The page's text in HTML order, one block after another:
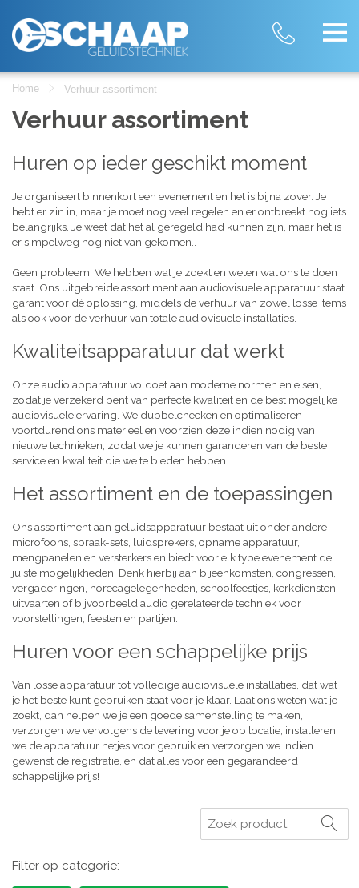
Home Verhuur assortiment
Verhuur assortiment
Huren op ieder geschikt moment
Je organiseert binnenkort een evenement en het is bijna zover. Je
hebt er zin in, maar je moet nog veel regelen en er ontbreekt nog iets
belangrijks. Je weet dat het al geregeld had kunnen zijn, maar het is
er simpelweg nog niet van gekomen..
Geen probleem! We hebben wat je zoekt en weten wat ons te doen
staat. Ons uitgebreide assortiment aan audiovisuele apparatuur staat
garant voor dé oplossing, middels de verhuur van zowel losse items
als ook voor de verhuur van totale audiovisuele installaties.
Kwaliteitsapparatuur dat werkt
Onze audio apparatuur voldoet aan moderne normen en eisen,
zodat je verzekerd bent van perfecte kwaliteit en de best mogelijke
audiovisuele ervaring. We dubbelchecken en optimaliseren
voortdurend ons materieel en voorzien deze indien nodig van
nieuwe technieken, zodat we je kunnen garanderen van de beste
service en kwaliteit die we te bieden hebben.
Het assortiment en de toepassingen
Ons assortiment aan geluidsapparatuur bestaat uit onder andere
microfoons, spraak-sets, luidsprekers, opname apparatuur,
mengpanelen en versterkers en biedt voor elk type evenement de
juiste mogelijkheden. Denk hierbij aan bijeenkomsten, congressen,
vergaderingen, horecagelegenheden, schoolfeestjes, kerkdiensten,
uitvaarten of bijvoorbeeld audio gerelateerde techniek voor
voorstellingen, feesten en partijen.
Huren voor een schappelijke prijs
Van losse apparatuur tot volledige audiovisuele installaties, dat wat
je het beste kunt gebruiken staat voor je klaar. Laat ons weten wat je
zoekt, dan helpen we je een goede samenstelling te maken,
verzorgen we vervolgens de levering voor je op locatie, installeren
we de apparatuur netjes voor gebruik en verzorgen we indien
gewenst de registratie, en dat alles voor een gegarandeerd
schappelijke prijs!
Zoeken
Filter op categorie: